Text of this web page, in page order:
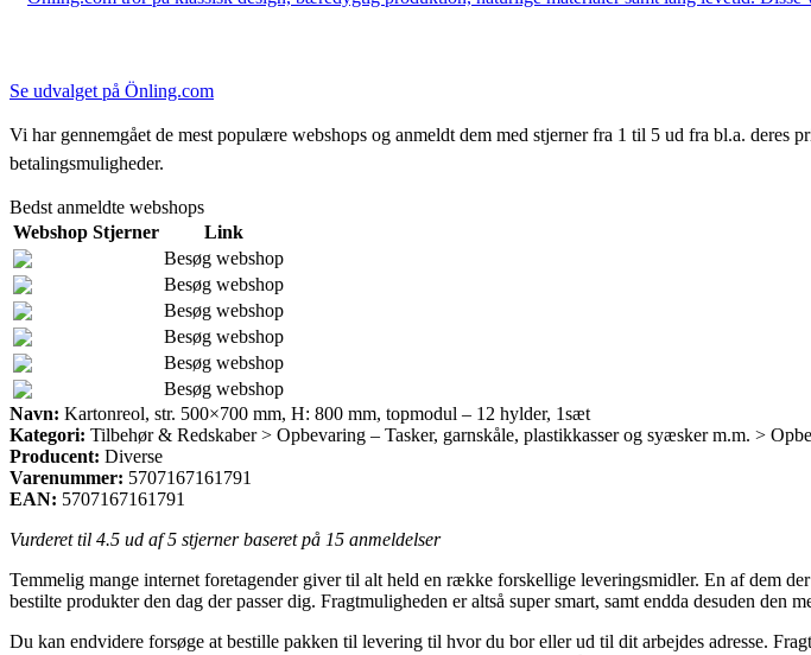
Se udvalget på Önling.com
Vi har gennemgået de mest populære webshops og anmeldt dem med stjerner fra 1 til 5 ud fra bl.a. deres
betalingsmuligheder.
Bedst anmeldte webshops
Webshop Stjerner
Link
Besøg webshop
Besøg webshop
Besøg webshop
Besøg webshop
Besøg webshop
Besøg webshop
Navn: Kartonreol, str. 500×700 mm, H: 800 mm, topmodul – 12 hylder, 1sæt
Kategori: Tilbehør & Redskaber > Opbevaring – Tasker, garnskåle, plastikkasser og syæsker m.m. >
Producent: Diverse
Varenummer: 5707167161791
EAN: 5707167161791
Vurderet til 4.5 ud af 5 stjerner baseret på 15 anmeldelser
Temmelig mange internet foretagender giver til alt held en række forskellige leveringsmidler. En af dem
bestilte produkter den dag der passer dig. Fragtmuligheden er altså super smart, samt endda desuden
Du kan endvidere forsøge at bestille pakken til levering til hvor du bor eller ud til dit arbejdes adresse.